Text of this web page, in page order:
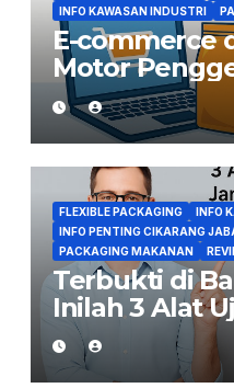
INFO KAWASAN INDUSTRI
E-commerce
Motor
Permintaan
Indonesia
FLEXIBLE PACKAGING
INFO
INFO PENTING CIKARANG
PACKAGING MAKANAN
Terbukti di
Inilah 3 Alat
Jaga Kualitas
Makanan